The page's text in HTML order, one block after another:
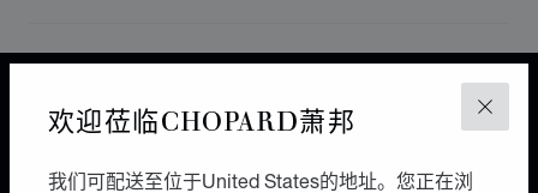
关闭
欢迎莅临CHOPARD萧邦
我们可配送至位于United States的地址。您正在浏
南美洲和加勒比海 危地马拉
CIUDAD DE GUATEMALA JOYERIA PAPIDU